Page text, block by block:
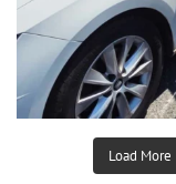
Load More